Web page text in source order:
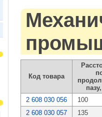
Код товара
2 608 030 056
100
2 608 030 057
135